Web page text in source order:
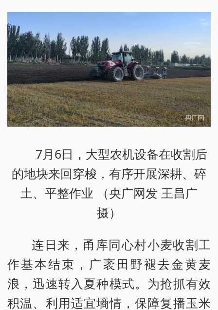
7月6日，大型农机设备在收割后
的地块来回穿梭，有序开展深耕、碎
土、平整作业 （央广网发 王昌广
摄）
连日来，甬库同心村小麦收割工
作基本结束，广袤田野褪去金黄麦
浪，迅速转入夏种模式。为抢抓有效
积温、利用适宜墒情，保障复播玉米